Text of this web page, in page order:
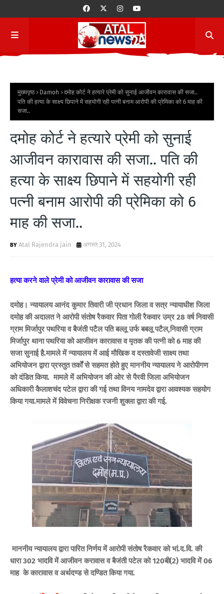
मुख्यपृष्ठ Damoh
दमोह कोर्ट ने हत्यारे प्रेमी को सुनाई आजीवन कारावास की सजा..
पति की हत्या के साक्ष्य छिपाने में सहयोगी रही पत्नी बनाम आरोपी की प्रेमिका को 6 माह की
सजा..
दमोह कोर्ट ने हत्यारे प्रेमी को सुनाई
आजीवन कारावास की सजा.. पति की
हत्या के साक्ष्य छिपाने में सहयोगी रही
पत्नी बनाम आरोपी की प्रेमिका को 6
माह की सजा..
Atal Rajendra jain अगस्त 31, 2024
हत्या करने वाले प्रेमी को आजीवन कारावास की सजा
दमोह। न्यायालय आनंद कुमार तिवारी जी प्रधान जिला व सत्र न्‍यायाधीश जिला
दमोह की अदालत ने आरोपी संतोष रैकवार पिता गोली रैकवार उम्र 28 वर्ष निवासी
ग्राम मिर्जापुर पथरिया व बैजंती पटैल पति बल्लू उर्फ बबलू पटैल,निवासी ग्राम
मिर्जापुर थाना पथरिया को आजीवन कारावास व मृतक की पत्नी को 6 माह की
सजा सुनाई है.मामले में न्‍यायालय में आई मौखिक व दस्तावेजी साक्ष्य तथा
अभियोजन द्वारा प्रस्तुत तर्कों से सहमत होते हुए माननीय न्यायालय ने आरोपीगण
को दंडित किया. मामले में अभियोजन की ओर से पैरवी जिला अभियोजन
अधिकारी कैलाशचंद पटेल द्वारा की गई तथा विनय नामदेव द्वारा आवश्यक सहयोग
किया गया.मामले में विवेचना निरीक्षक रजनी शुक्ला द्वारा की गई.
माननीय न्‍यायालय द्वारा पारित निर्णय में आरोपी संतोष रैकवार को भां.द.वि. की
धारा 302 भादवि में आजीवन करावास व बैजंती पटेल को 120बी(2) भादवि में 06
माह के कारावास व अर्थदण्ड से दण्डित किया गया.